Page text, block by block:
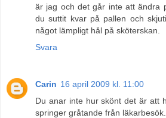
är jag och det går inte att ändra
du suttit kvar på pallen och
något lämpligt hål på sköterskan.
Svara
Carin 16 april 2009 kl. 11:00
Du anar inte hur skönt det är att
springer gråtande från läkarbesök.